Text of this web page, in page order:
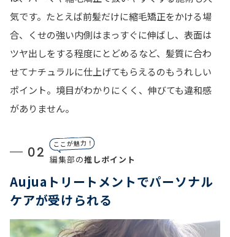
気です。たとえば前髪だけに縮毛矯正をかける場
合、くせの強い内側はまっすぐに伸ばし、表面は
ツヤ出しをする程度にとどめるなど、髪質に合わ
せてナチュラルに仕上げてもらえるのもうれしい
ポイント。境目がわかりにくく、伸びても違和感
がありません。
02
ここが魅力！
編集部の推しポイント
Aujuaトリートメントでパーソナル
ケアが受けられる